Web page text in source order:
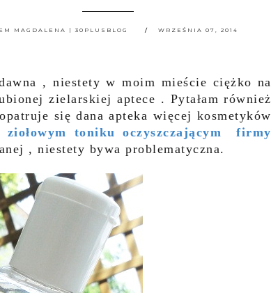
MAGDALENA | 30PLUSBLOG WRZEŚNIA 07, 2014
, niestety w moim mieście ciężko na
zielarskiej aptece . Pytałam również
się dana apteka więcej kosmetyków
ziołowym toniku oczyszczającym firmy
, niestety bywa problematyczna.